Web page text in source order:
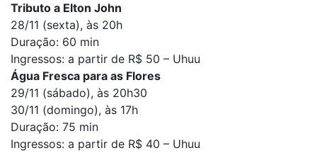
Tributo a Elton John
28/11 (sexta), às 20h
Duração: 60 min
Ingressos: a partir de R$ 50 – Uhuu
Água Fresca para as Flores
29/11 (sábado), às 20h30
30/11 (domingo), às 17h
Duração: 75 min
Ingressos: a partir de R$ 40 – Uhuu